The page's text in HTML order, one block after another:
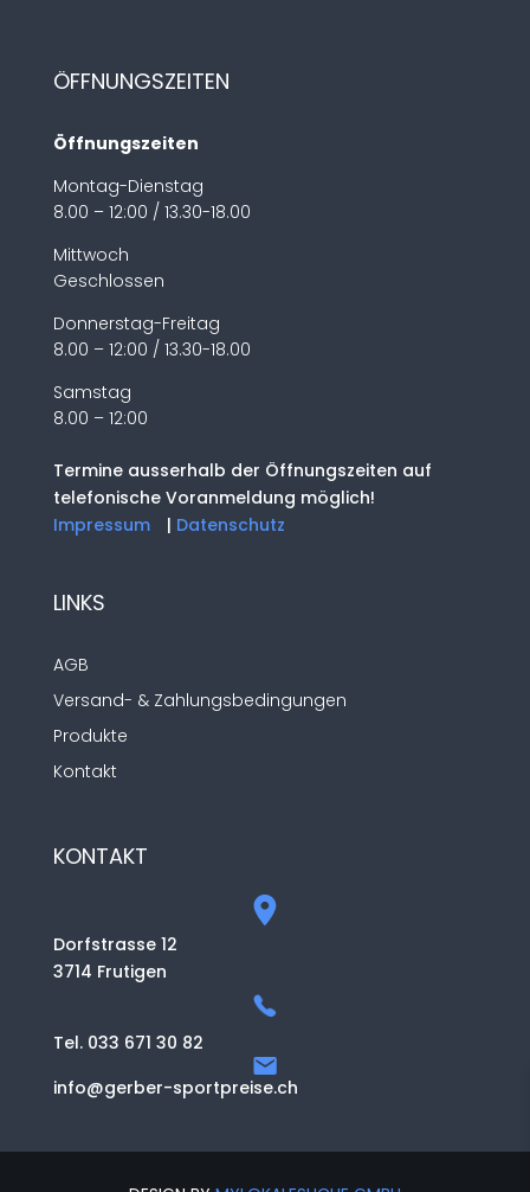
ÖFFNUNGSZEITEN
Öffnungszeiten
Montag-Dienstag
8.00 – 12:00 / 13.30-18.00
Mittwoch
Geschlossen
Donnerstag-Freitag
8.00 – 12:00 / 13.30-18.00
Samstag
8.00 – 12:00
Termine ausserhalb der Öffnungszeiten auf
telefonische Voranmeldung möglich!
Impressum
| Datenschutz
LINKS
AGB
Versand- & Zahlungsbedingungen
Produkte
Kontakt
KONTAKT
Dorfstrasse 12
3714 Frutigen
Tel. 033 671 30 82
info@gerber-sportpreise.ch